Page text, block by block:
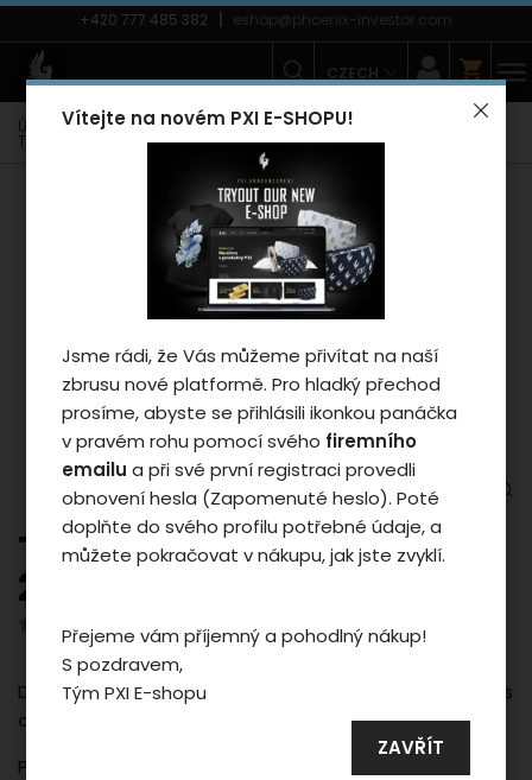
Vítejte na novém PXI E-SHOPU!
Jsme rádi, že Vás můžeme přivítat na naší
zbrusu nové platformě. Pro hladký přechod
prosíme, abyste se přihlásili ikonkou panáčka
v pravém rohu pomocí svého firemního
emailu a při své první registraci provedli
obnovení hesla (Zapomenuté heslo). Poté
doplňte do svého profilu potřebné údaje, a
můžete pokračovat v nákupu, jak jste zvyklí.
Přejeme vám příjemný a pohodlný nákup!
S pozdravem,
Tým PXI E-shopu
ZAVŘÍT
+420 777 485 382 eshop@phoenix-investor.com
CZECH
Úvodní strana E-shop Móda Trička
Dámská trička
Triko Phoenix POLO LINE 2025 - woman/black
Triko Phoenix POLO LINE
2025 - woman/black
Hodnotilo 0 uživatelů
Dámské černé sportovní triko PXI Line – nadčasový styl s
důrazem na pohodlí a detail.
Pro koho
Záleží nám na vašem
soukromí
Cookies používáme proto, abychom
zajistili funkčnosti webu a pokud nám
dáte souhlas, tak mimo jiné i proto
abychom vylepšili obsah stránek podle
vašich preferencí. Tlačítkem „Souhlasit
a zavřít“ udělíte souhlas s využíváním
cookies a budeme tak moci předat
údaje o používání našeho webu za
účelem zobrazení cílené reklamy v
reklamních a sociálních sítích případně
Podrobné nastavení
Souhlasit a zavřít